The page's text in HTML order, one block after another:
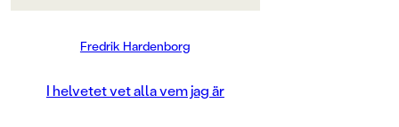
onda avsikter.
Fredrik Hardenborg har tidigare
vuxna. I helvetet vet alla vem jag är,
är hans debut som
Fredrik Hardenborg
I helvetet vet alla vem jag är